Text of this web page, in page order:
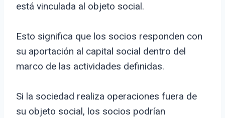
está vinculada al objeto social.
Esto significa que los socios responden con
su aportación al capital social dentro del
marco de las actividades definidas.
Si la sociedad realiza operaciones fuera de
su objeto social, los socios podrían